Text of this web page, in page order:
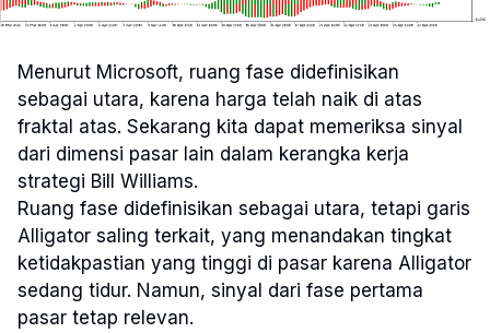
Menurut Microsoft, ruang fase didefinisikan
sebagai utara, karena harga telah naik di atas
fraktal atas. Sekarang kita dapat memeriksa sinyal
dari dimensi pasar lain dalam kerangka kerja
strategi Bill Williams.
Ruang fase didefinisikan sebagai utara, tetapi garis
Alligator saling terkait, yang menandakan tingkat
ketidakpastian yang tinggi di pasar karena Alligator
sedang tidur. Namun, sinyal dari fase pertama
pasar tetap relevan.